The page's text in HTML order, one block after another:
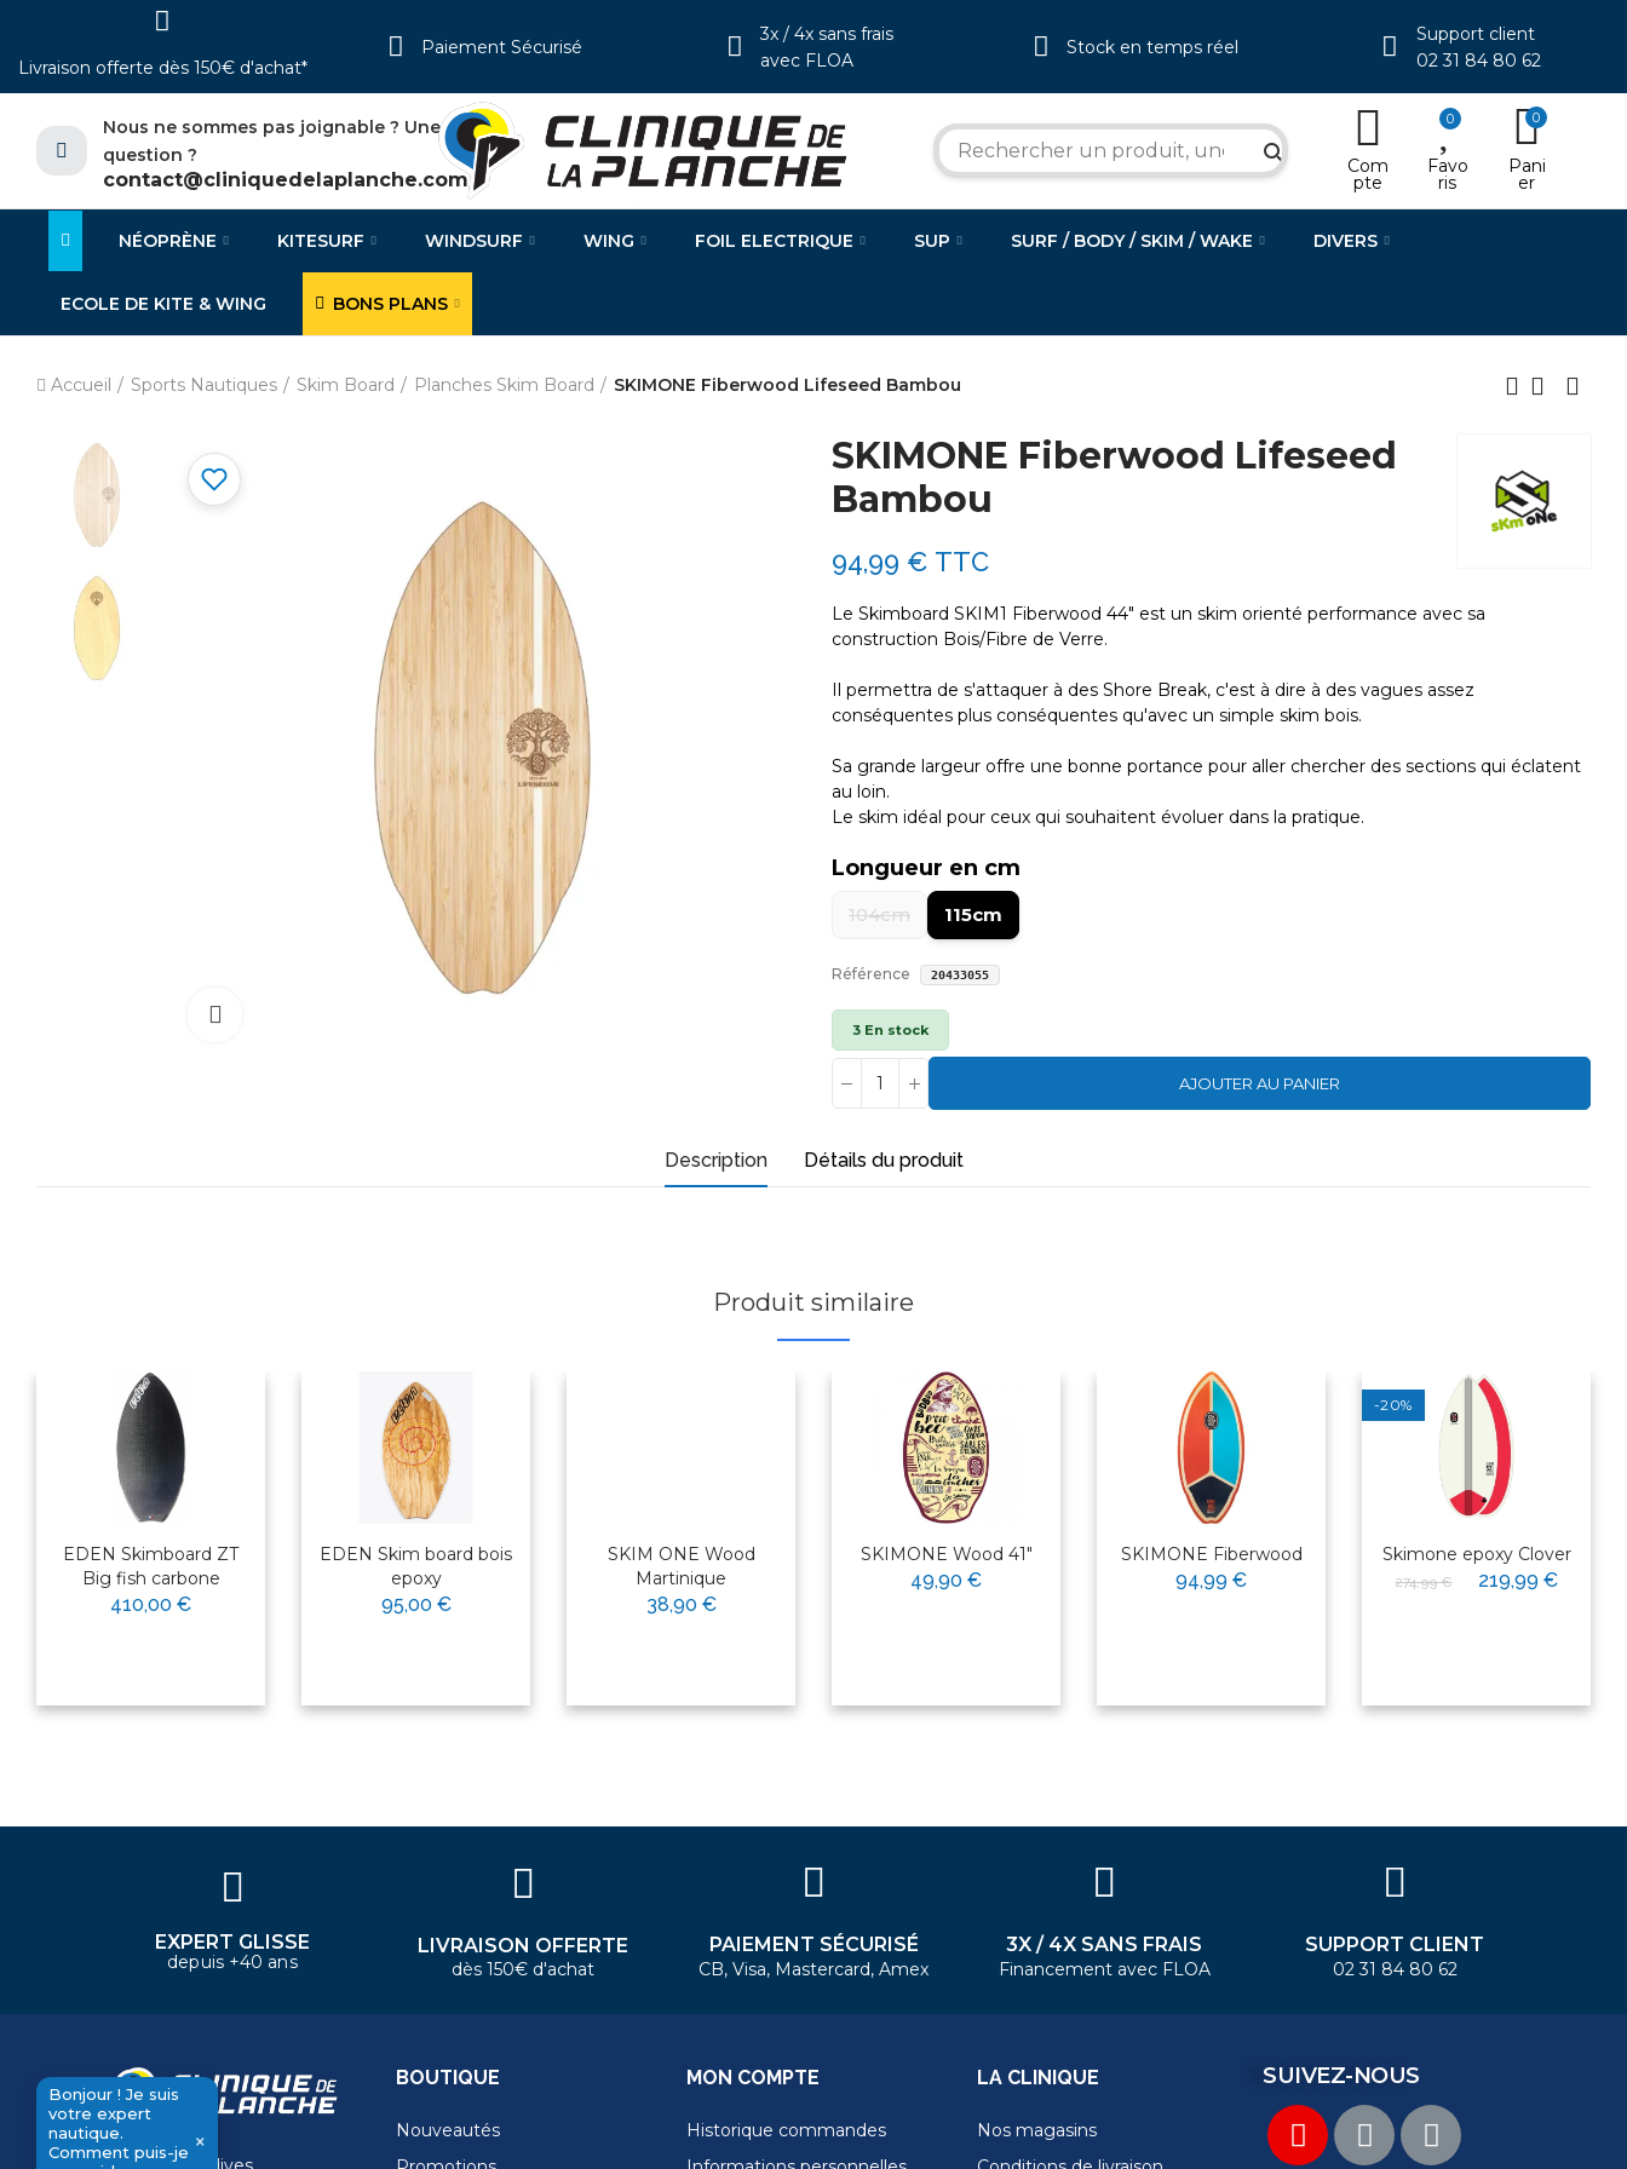
Livraison offerte dès 150€ d'achat*
Paiement Sécurisé
3x / 4x sans frais
avec FLOA
Stock en temps réel
Support client
02 31 84 80 62
Nous ne sommes pas joignable ? Une
question ?
contact@cliniquedelaplanche.com
search Com
pte
0
Favo
ris
0
Pani
er
NÉOPRÈNE KITESURF WINDSURF WING FOIL ELECTRIQUE SUP SURF / BODY / SKIM / WAKE DIVERS
ECOLE DE KITE & WING BONS PLANS
Accueil Sports Nautiques Skim Board Planches Skim Board SKIMONE Fiberwood Lifeseed Bambou
SKIMONE Fiberwood Lifeseed
Bambou
94,99 € TTC
Le Skimboard SKIM1 Fiberwood 44" est un skim orienté performance avec sa
construction Bois/Fibre de Verre.
Il permettra de s'attaquer à des Shore Break, c'est à dire à des vagues assez
conséquentes plus conséquentes qu'avec un simple skim bois.
Sa grande largeur offre une bonne portance pour aller chercher des sections qui éclatent
au loin.
Le skim idéal pour ceux qui souhaitent évoluer dans la pratique.
Longueur en cm
104cm 115cm
Référence 20433055
3 En stock
AJOUTER AU PANIER
Description Détails du produit
Produit similaire
EDEN Skimboard ZT
Big fish carbone
410,00 €
EDEN Skim board bois
epoxy
95,00 €
SKIM ONE Wood
Martinique
38,90 €
SKIMONE Wood 41"
49,90 €
SKIMONE Fiberwood
94,99 €
-20%
Skimone epoxy Clover
274,99 € 219,99 €
Bonjour ! Je suis votre expert
Bonjour ! Je suis
votre expert
nautique.
Comment puis-je ×
EXPERT GLISSE
depuis +40 ans
LIVRAISON OFFERTE
dès 150€ d'achat
PAIEMENT SÉCURISÉ
CB, Visa, Mastercard, Amex
3X / 4X SANS FRAIS
Financement avec FLOA
SUPPORT CLIENT
02 31 84 80 62
BOUTIQUE
Nouveautés
MON COMPTE
Historique commandes
LA CLINIQUE
Nos magasins
SUIVEZ-NOUS